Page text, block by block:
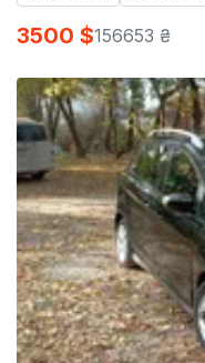
3500 $156653 ₴